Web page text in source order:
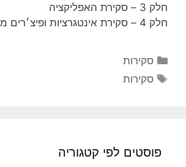
חלק 3 – סקירת האפליקציה
חלק 4 – סקירת אינטגרציות ופיצ׳רים מתקדמים
קטגוריות
סקירות
תגיות
סקירות
פוסטים לפי קטגוריה